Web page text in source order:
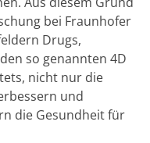
bei Fraunhofer
Drugs,
so genannten 4D
nicht nur die
und
die Gesundheit für